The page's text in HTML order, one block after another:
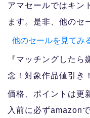
アマセールではキン
ます。是非、他のセ
他のセールを見てみ
『マッチングした
念！対象作品値引き
価格、ポイントは更
入前に必ずamazon